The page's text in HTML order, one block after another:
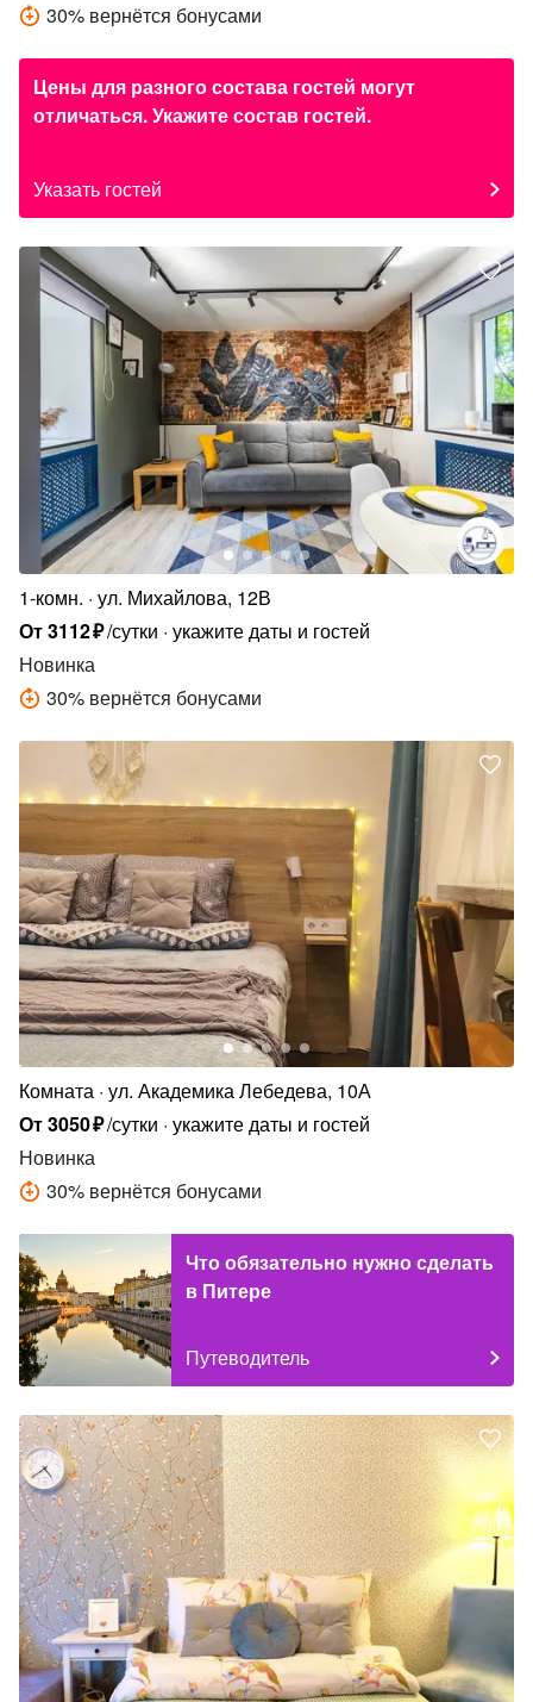
30% вернётся бонусами
Цены для разного состава гостей могут
отличаться. Укажите состав гостей.
Указать гостей
1-комн. ул. Михайлова, 12В
От3112₽/сутки укажите даты и гостей
Новинка
30% вернётся бонусами
Комната ул. Академика Лебедева, 10А
От3050₽/сутки укажите даты и гостей
Новинка
30% вернётся бонусами
Что обязательно нужно сделать
в Питере
Путеводитель